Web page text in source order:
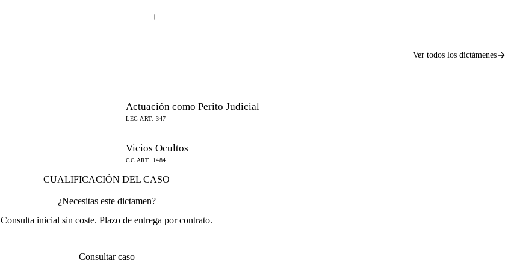
Ver todos los dictámenes
Actuación como Perito Judicial
LEC ART. 347
Vicios Ocultos
CC ART. 1484
CUALIFICACIÓN DEL CASO
¿Necesitas este dictamen?
Consulta inicial sin coste. Plazo de entrega por contrato.
Consultar caso